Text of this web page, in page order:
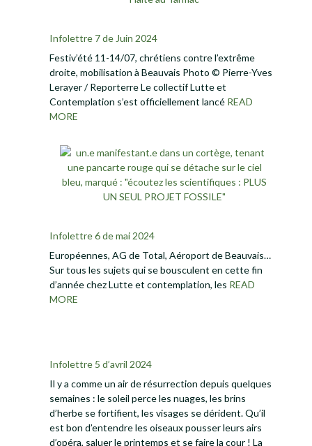
Infolettre 7 de Juin 2024
Festiv’été 11-14/07, chrétiens contre l’extrême
droite, mobilisation à Beauvais Photo © Pierre-Yves
Lerayer / Reporterre Le collectif Lutte et
Contemplation s’est officiellement lancé READ
MORE
Infolettre 6 de mai 2024
Européennes, AG de Total, Aéroport de Beauvais…
Sur tous les sujets qui se bousculent en cette fin
d’année chez Lutte et contemplation, les READ
MORE
Infolettre 5 d’avril 2024
Il y a comme un air de résurrection depuis quelques
semaines : le soleil perce les nuages, les brins
d’herbe se fortifient, les visages se dérident. Qu’il
est bon d’entendre les oiseaux pousser leurs airs
d’opéra, saluer le printemps et se faire la cour ! La